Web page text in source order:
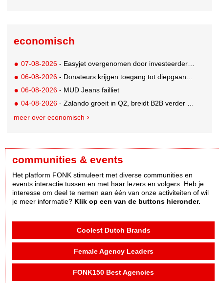
economisch
07-08-2026 - Easyjet overgenomen door investeerder Apollo
06-08-2026 - Donateurs krijgen toegang tot diepgaandere informatie over goede doelen
06-08-2026 - MUD Jeans failliet
04-08-2026 - Zalando groeit in Q2, breidt B2B verder uit en innoveert met AI
meer over economisch
communities & events
Het platform FONK stimuleert met diverse communities en
events interactie tussen en met haar lezers en volgers. Heb je
interesse om deel te nemen aan één van onze activiteiten of wil
je meer informatie? Klik op een van de buttons hieronder.
Coolest Dutch Brands
Female Agency Leaders
FONK150 Best Agencies